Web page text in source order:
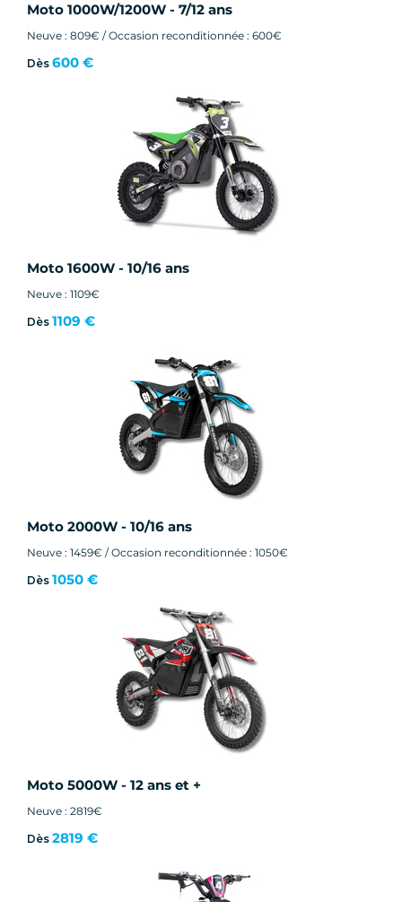
Moto 1000W/1200W - 7/12 ans
Neuve : 809€ / Occasion reconditionnée : 600€
Dès 600 €
Moto 1600W - 10/16 ans
Neuve : 1109€
Dès 1109 €
Moto 2000W - 10/16 ans
Neuve : 1459€ / Occasion reconditionnée : 1050€
Dès 1050 €
Moto 5000W - 12 ans et +
Neuve : 2819€
Dès 2819 €